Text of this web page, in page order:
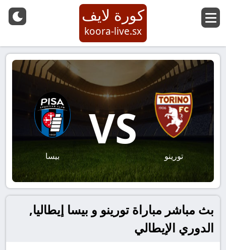
كورة لايف
koora-live.sx
تورينو
VS
بيسا
بث مباشر مباراة تورينو و بيسا إيطاليا,
الدوري الإيطالي